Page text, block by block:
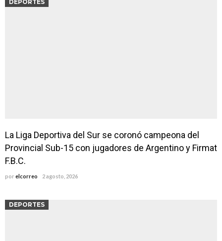
DEPORTES
La Liga Deportiva del Sur se coronó campeona del
Provincial Sub-15 con jugadores de Argentino y Firmat
F.B.C.
por elcorreo 2 agosto, 2026
DEPORTES